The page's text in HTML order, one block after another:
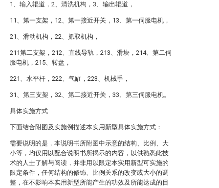
1、输入辊道，2、清洗机构，3、输出辊道，
11、第一支架，12、第一接近开关，13、第一伺服电机，
21、滑动机构，22、抓取机构，
211第二支架，212、直线导轨，213、滑块，214、第二伺
服电机，215、转盘，
221、水平杆，222、气缸，223、机械手，
31、第三支架，32、第二接近开关，33、第三伺服电机。
具体实施方式
下面结合附图及实施例描述本实用新型具体实施方式：
需要说明的是，本说明书所附图中示意的结构、比例、大
小等，均仅用以配合说明书所揭示的内容，以供熟悉此技
术的人士了解与阅读，并非用以限定本实用新型可实施的
限定条件，任何结构的修饰、比例关系的改变或大小的调
整，在不影响本实用新型所能产生的功效及所能达成的目